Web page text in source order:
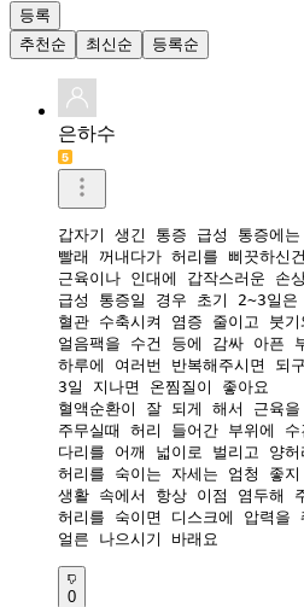
등록
추천순
최신순 등록순
은하수
갑자기 생긴 통증 급성 통증에
빨래 꺼내다가 허리를 삐끗하
근육이나 인대에 갑작스러운
급성 통증일 경우 초기 2~3일은
혈관 수축시켜 염증 줄이고 붓
얼음팩을 수건 등에 감싸 아픈
하루에 여러번 반복해주시면 되
3일 지나면 온찜질이 좋아요
혈액순환이 잘 되게 해서 근육
주무실때 허리 들어간 부위에
다리를 어깨 넓이로 벌리고 양
허리를 숙이는 자세는 엄청 좋
생활 속에서 항상 이점 염두해
허리를 숙이면 디스크에 압력
얼른 나으시기 바래요
0